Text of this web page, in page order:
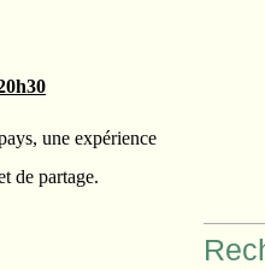
une expérience
de partage.